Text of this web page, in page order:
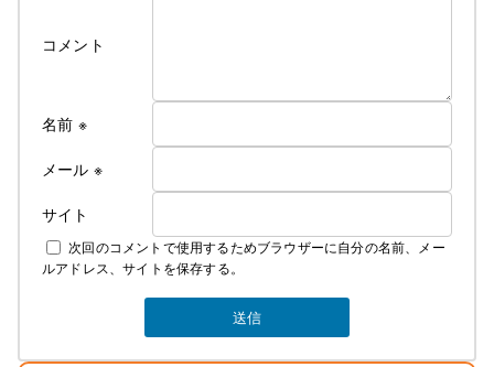
コメント
名前 ※
メール ※
サイト
次回のコメントで使用するためブラウザーに自分の名前、メー
ルアドレス、サイトを保存する。